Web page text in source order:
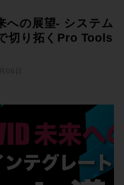
への展望- システム
切り拓くPro Tools
06日